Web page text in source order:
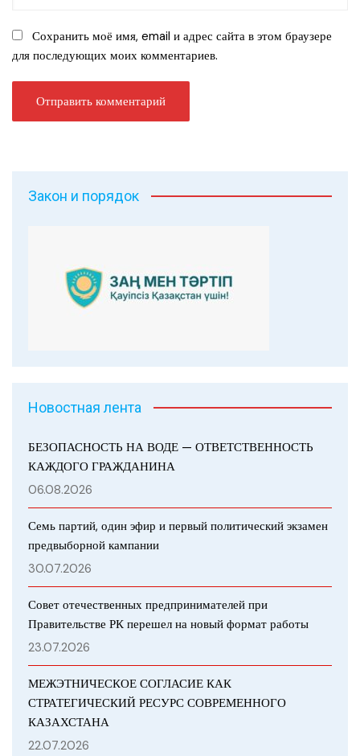
Сохранить моё имя, email и адрес сайта в этом браузере
для последующих моих комментариев.
Закон и порядок
Новостная лента
БЕЗОПАСНОСТЬ НА ВОДЕ — ОТВЕТСТВЕННОСТЬ
КАЖДОГО ГРАЖДАНИНА
06.08.2026
Семь партий, один эфир и первый политический экзамен
предвыборной кампании
30.07.2026
Совет отечественных предпринимателей при
Правительстве РК перешел на новый формат работы
23.07.2026
МЕЖЭТНИЧЕСКОЕ СОГЛАСИЕ КАК
СТРАТЕГИЧЕСКИЙ РЕСУРС СОВРЕМЕННОГО
КАЗАХСТАНА
22.07.2026